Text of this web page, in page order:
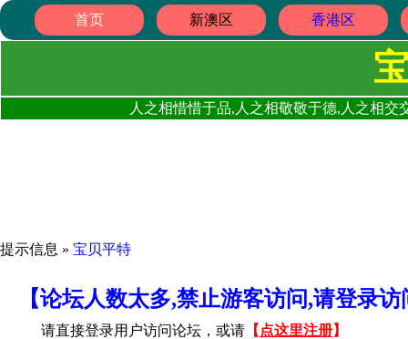
首页 新澳区 香港区
人之相惜惜于品,人之相敬敬于德,人之相
提示信息 » 宝贝平特
【论坛人数太多,禁止游客访问,请登录
请直接登录用户访问论坛，或请 【 点这里注册】